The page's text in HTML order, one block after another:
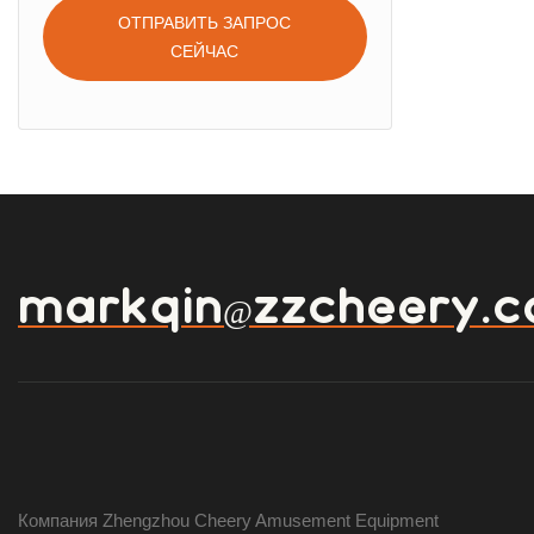
ОТПРАВИТЬ ЗАПРОС
СЕЙЧАС
Компания Zhengzhou Cheery Amusement Equipment